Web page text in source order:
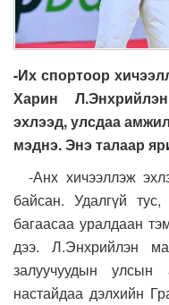
-Их спортоор
Харин
эхлээд, улсдаа
мэднэ. Энэ талаар
-Анх хичээллэж
байсан. Удалгүй
багаасаа уралдаан
дээ. Л.Энхрийлэн
залуучуудын
настайдаа дэлхийн